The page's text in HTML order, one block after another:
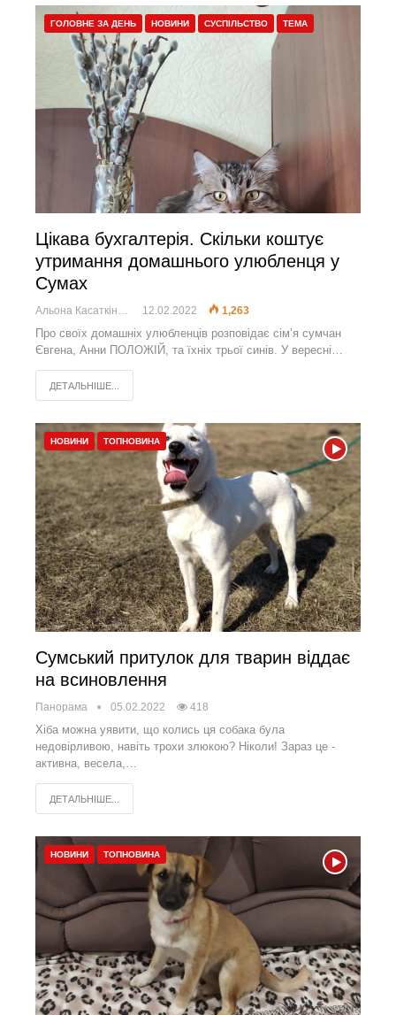
ГОЛОВНЕ ЗА ДЕНЬ НОВИНИ СУСПІЛЬСТВО ТЕМА
Цікава бухгалтерія. Скільки коштує
утримання домашнього улюбленця у
Сумах
Альона Касаткіна 12.02.2022 1,263
Про своїх домашніх улюбленців розповідає сім’я сумчан
Євгена, Анни ПОЛОЖІЙ, та їхніх трьої синів. У вересні…
ДЕТАЛЬНІШЕ...
НОВИНИ ТОПНОВИНА
Сумський притулок для тварин віддає
на всиновлення
Панорама 05.02.2022 418
Хіба можна уявити, що колись ця собака була
недовірливою, навіть трохи злюкою? Ніколи! Зараз це -
активна, весела,…
ДЕТАЛЬНІШЕ...
НОВИНИ ТОПНОВИНА